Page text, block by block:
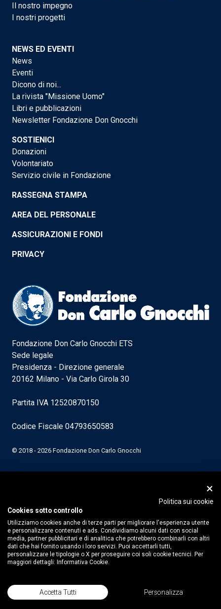
Il nostro impegno
I nostri progetti
NEWS ED EVENTI
News
Eventi
Dicono di noi...
La rivista "Missione Uomo"
Libri e pubblicazioni
Newsletter Fondazione Don Gnocchi
SOSTIENICI
Donazioni
Volontariato
Servizio civile in Fondazione
RASSEGNA STAMPA
AREA DEL PERSONALE
ASSICURAZIONI E FONDI
PRIVACY
Fondazione Don Carlo Gnocchi ETS
Sede legale
Presidenza - Direzione generale
20162 Milano - Via Carlo Girola 30
Partita IVA 12520870150
Codice Fiscale 04793650583
© 2018 - 2026 Fondazione Don Carlo Gnocchi
Politica sui cookie
Cookies sotto controllo
Utilizziamo cookies anche di terze parti per migliorare l'esperienza utente
e personalizzare contenuti e ads. Condividiamo alcuni dati con social
media, partner pubblicitari e di analitica che potrebbero combinarli con altri
dati che hai fornito usando i loro servizi. Puoi accettarli tutti,
personalizzare le tipologie o X per proseguire coi soli cookie tecnici. Per
maggiori dettagli: Informativa Cookie.
Accetta Tutti Personalizza